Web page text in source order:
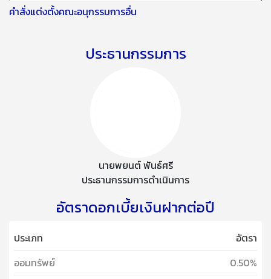
คำสั่งแต่งตั้งคณะอนุกรรมการอื่น
ประธานกรรมการ
นายพยนต์ พันธ์ศรี
ประธานกรรมการดำเนินการ
อัตราดอกเบี้ยเงินฝากต่อปี
ประเภท
อัตรา
ออมทรัพย์
0.50%